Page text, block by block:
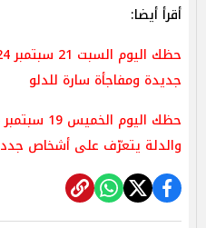
أقرأ أيضا:
جديدة ومفاجأة سارة للدلو
والدلة يتعرّف على أشخاص جدد